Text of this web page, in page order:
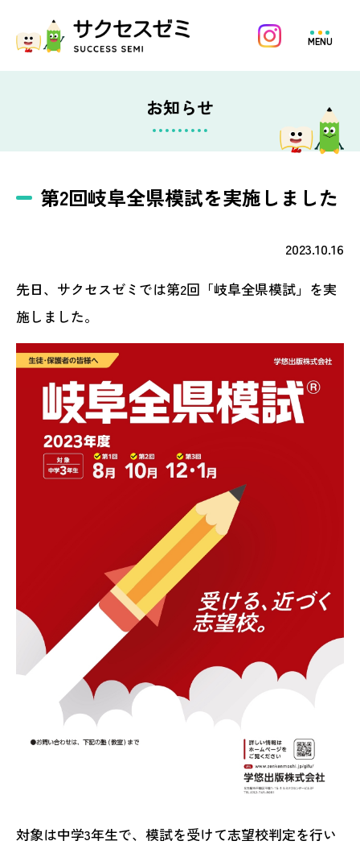
MENU
お知らせ
第2回岐阜全県模試を実施しました
2023.10.16
先日、サクセスゼミでは第2回「岐阜全県模試」を実
施しました。
対象は中学3年生で、模試を受けて志望校判定を行い